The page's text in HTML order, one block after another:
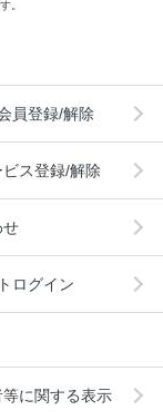
。
員登録/解除
ビス登録/解除
せ
ログイン
に関する表示